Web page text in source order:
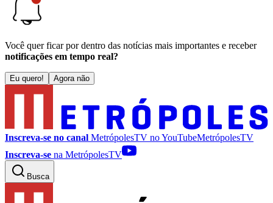
Você quer ficar por dentro das notícias mais importantes e receber
notificações em tempo real?
Eu quero! Agora não
Inscreva-se no canal MetrópolesTV noYouTubeMetrópolesTV
Inscreva-se na MetrópolesTV
Busca